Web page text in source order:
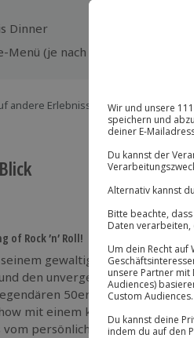
Dinner
Menü (je nach Veranstaltungsort)
andere Erlebnisse bei der Einlösung
of Rock ’n’ Roll!
gewaltigen
den unvergesslichen Hits
50er-, 60er- und 70er-
mit einem köstlichen Dinner
persönlichen Schneider